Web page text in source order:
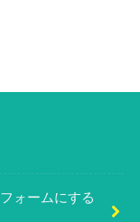
ォームにする